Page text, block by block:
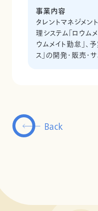
事業内容
タレントマネジメン
理システム「ロウム
ウムメイト勤怠」、
ス」の開発・販売・
Back